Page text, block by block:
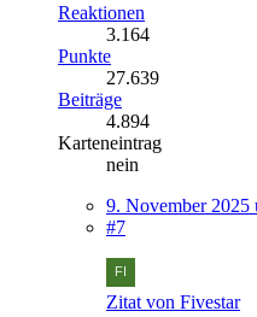
Reaktionen
3.164
Punkte
27.639
Beiträge
4.894
Karteneintrag
nein
9. November 2025
#7
Zitat von Fivestar